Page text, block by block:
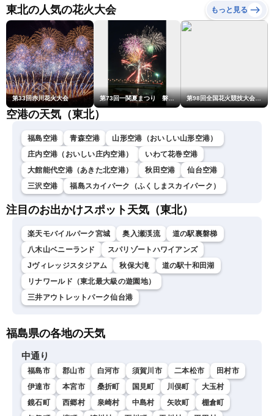
ュースLiVEアフタヌーン・
小林李衣奈／内藤邦裕〉
東北の人気の花火大会 もっと見る
第33回赤川花火大会 第73回一関夏まつり 磐井川川開き花火大会 第98回全国花火競技大会「大曲の花火」
空港の天気（東北）
福島空港 青森空港
山形空港（おいしい山形空港）
庄内空港（おいしい庄内空港）
いわて花巻空港
大館能代空港（あきた北空港）
秋田空港
仙台空港
三沢空港
福島スカイパーク（ふくしまスカイパーク）
注目のお出かけスポット天気（東北）
楽天モバイルパーク宮城 奥入瀬渓流
道の駅裏磐梯
八木山ベニーランド
スパリゾートハワイアンズ
Jヴィレッジスタジアム
秋保大滝
道の駅十和田湖
リナワールド（東北最大級の遊園地）
三井アウトレットパーク仙台港
福島県の各地の天気
中通り
福島市 郡山市 白河市 須賀川市 二本松市
田村市
伊達市
本宮市 桑折町 国見町 川俣町
大玉村
鏡石町
西郷村 泉崎村 中島村 矢吹町
棚倉町